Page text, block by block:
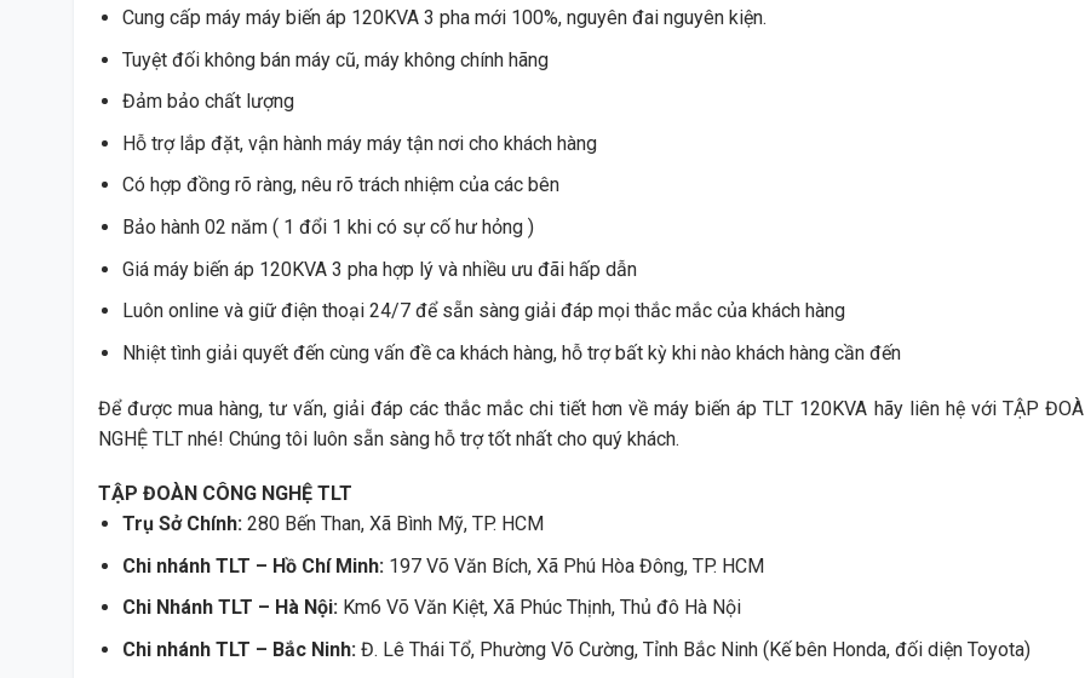
Cung cấp máy máy biến áp 120KVA 3 pha mới 100%, nguyên đai nguyên kiện.
Tuyệt đối không bán máy cũ, máy không chính hãng
Đảm bảo chất lượng
Hỗ trợ lắp đặt, vận hành máy máy tận nơi cho khách hàng
Có hợp đồng rõ ràng, nêu rõ trách nhiệm của các bên
Bảo hành 02 năm ( 1 đổi 1 khi có sự cố hư hỏng )
Giá máy biến áp 120KVA 3 pha hợp lý và nhiều ưu đãi hấp dẫn
Luôn online và giữ điện thoại 24/7 để sẵn sàng giải đáp mọi thắc mắc của khách hàng
Nhiệt tình giải quyết đến cùng vấn đề ca khách hàng, hỗ trợ bất kỳ khi nào khách hàng cần đến
Để được mua hàng, tư vấn, giải đáp các thắc mắc chi tiết hơn về máy biến áp TLT 120KVA hãy liên hệ với TẬP
NGHỆ TLT nhé! Chúng tôi luôn sẵn sàng hỗ trợ tốt nhất cho quý khách.
TẬP ĐOÀN CÔNG NGHỆ TLT
Trụ Sở Chính: 280 Bến Than, Xã Bình Mỹ, TP. HCM
Chi nhánh TLT – Hồ Chí Minh: 197 Võ Văn Bích, Xã Phú Hòa Đông, TP. HCM
Chi Nhánh TLT – Hà Nội: Km6 Võ Văn Kiệt, Xã Phúc Thịnh, Thủ đô Hà Nội
Chi nhánh TLT – Bắc Ninh: Đ. Lê Thái Tổ, Phường Võ Cường, Tỉnh Bắc Ninh (Kế bên Honda, đối diện Toyota)